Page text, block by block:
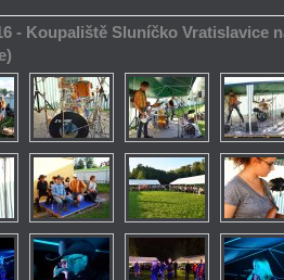
- Koupaliště Sluníčko Vratislavice